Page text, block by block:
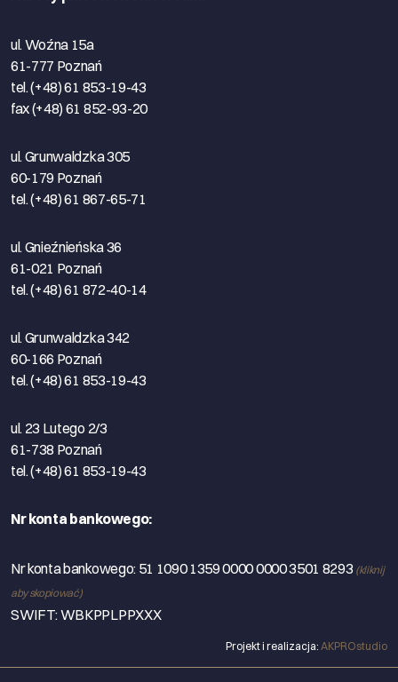
ul. Woźna 15a
61-777 Poznań
tel. (+48) 61 853-19-43
fax (+48) 61 852-93-20
ul. Grunwaldzka 305
60-179 Poznań
tel. (+48) 61 867-65-71
ul. Gnieźnieńska 36
61-021 Poznań
tel. (+48) 61 872-40-14
ul. Grunwaldzka 342
60-166 Poznań
tel. (+48) 61 853-19-43
ul. 23 Lutego 2/3
61-738 Poznań
tel. (+48) 61 853-19-43
Nr konta bankowego:
Nr konta bankowego: 51 1090 1359 0000 0000 3501 8293 (kliknij
aby skopiować)
SWIFT: WBKPPLPPXXX
Projekt i realizacja: AKPROstudio